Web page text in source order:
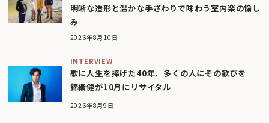
明晰な造形と温かな手ざわりで味わう室内楽の愉し
み
2026年8月10日
INTERVIEW
歌に人生を捧げた40年、多くの人にその歓びを
錦織健が10月にリサイタル
2026年8月9日